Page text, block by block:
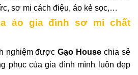
sơ mi cách điệu, áo kẻ sọc,…
áo gia đình sơ mi chất
nghiệm đượcGạo House chia sẻ
phục của gia đình mình luôn đẹp